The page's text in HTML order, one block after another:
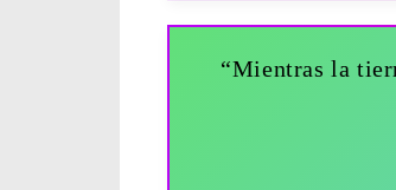
“Mientras la